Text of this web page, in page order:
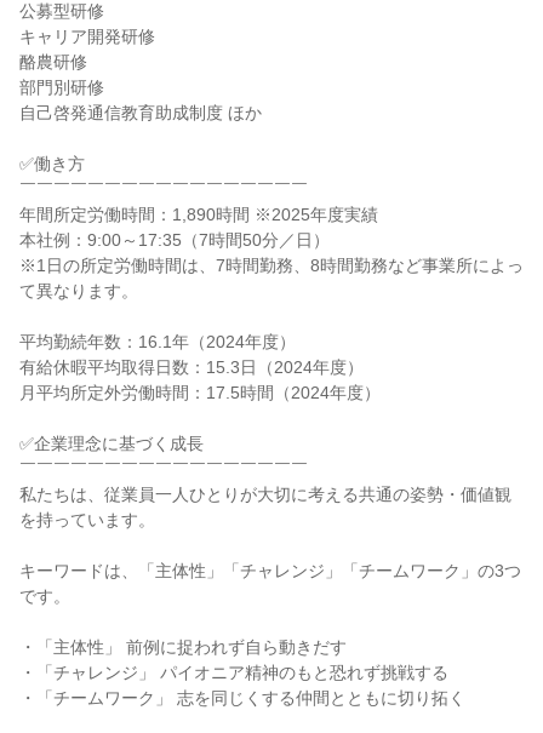
公募型研修
キャリア開発研修
酪農研修
部門別研修
自己啓発通信教育助成制度 ほか
✅働き方
￣￣￣￣￣￣￣￣￣￣￣￣￣￣￣￣￣
年間所定労働時間：1,890時間 ※2025年度実績
本社例：9:00～17:35（7時間50分／日）
※1日の所定労働時間は、7時間勤務、8時間勤務など事業所によっ
て異なります。
平均勤続年数：16.1年（2024年度）
有給休暇平均取得日数：15.3日（2024年度）
月平均所定外労働時間：17.5時間（2024年度）
✅企業理念に基づく成長
￣￣￣￣￣￣￣￣￣￣￣￣￣￣￣￣￣
私たちは、従業員一人ひとりが大切に考える共通の姿勢・価値観
を持っています。
キーワードは、「主体性」「チャレンジ」「チームワーク」の3つ
です。
・「主体性」 前例に捉われず自ら動きだす
・「チャレンジ」 パイオニア精神のもと恐れず挑戦する
・「チームワーク」 志を同じくする仲間とともに切り拓く